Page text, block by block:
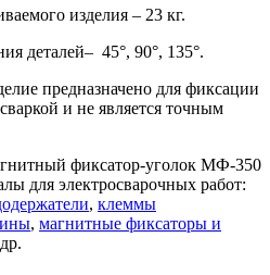
изделия – 23 кг.
деталей– 45°, 90°, 135°.
предназначено для фиксации
и не является точным
фиксатор-уголок МФ-350
для электросварочных работ:
, клеммы
, магнитные фиксаторы и